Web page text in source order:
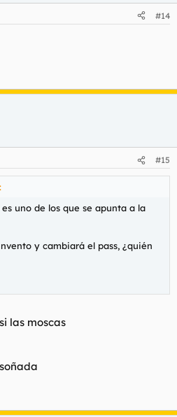
#14
#15
uno de los que se apunta a la
y cambiará el pass, ¿quién
las moscas